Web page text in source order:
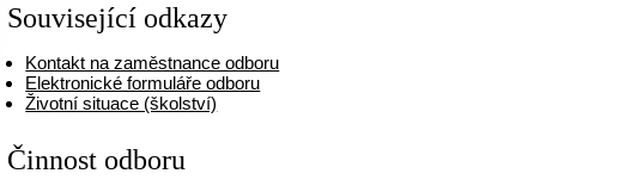
Související odkazy
Kontakt na zaměstnance odboru
Elektronické formuláře odboru
Životní situace (školství)
Činnost odboru